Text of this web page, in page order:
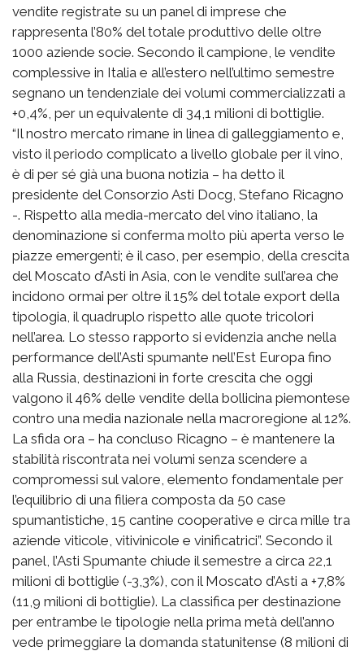
vendite registrate su un panel di imprese che
rappresenta l’80% del totale produttivo delle oltre
1000 aziende socie. Secondo il campione, le vendite
complessive in Italia e all’estero nell’ultimo semestre
segnano un tendenziale dei volumi commercializzati a
+0,4%, per un equivalente di 34,1 milioni di bottiglie.
“Il nostro mercato rimane in linea di galleggiamento e,
visto il periodo complicato a livello globale per il vino,
è di per sé già una buona notizia – ha detto il
presidente del Consorzio Asti Docg, Stefano Ricagno
-. Rispetto alla media-mercato del vino italiano, la
denominazione si conferma molto più aperta verso le
piazze emergenti; è il caso, per esempio, della crescita
del Moscato d’Asti in Asia, con le vendite sull’area che
incidono ormai per oltre il 15% del totale export della
tipologia, il quadruplo rispetto alle quote tricolori
nell’area. Lo stesso rapporto si evidenzia anche nella
performance dell’Asti spumante nell’Est Europa fino
alla Russia, destinazioni in forte crescita che oggi
valgono il 46% delle vendite della bollicina piemontese
contro una media nazionale nella macroregione al 12%.
La sfida ora – ha concluso Ricagno – è mantenere la
stabilità riscontrata nei volumi senza scendere a
compromessi sul valore, elemento fondamentale per
l’equilibrio di una filiera composta da 50 case
spumantistiche, 15 cantine cooperative e circa mille tra
aziende viticole, vitivinicole e vinificatrici”. Secondo il
panel, l’Asti Spumante chiude il semestre a circa 22,1
milioni di bottiglie (-3,3%), con il Moscato d’Asti a +7,8%
(11,9 milioni di bottiglie). La classifica per destinazione
per entrambe le tipologie nella prima metà dell’anno
vede primeggiare la domanda statunitense (8 milioni di